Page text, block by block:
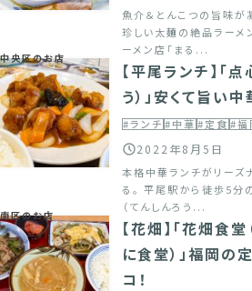
魚介＆とんこつの旨味が
珍しい太麺の絶品ラーメ
ーメン店「まる...
中央区のお店
【平尾ランチ】「
う）」安くて旨い
#ランチ#中華#定食#福
2022年8月5日
本格中華ランチがリーズ
る。 平尾駅から徒歩5分
（てんしんろう...
南区のお店
【花畑】「花畑食
に食堂）」福岡の
コ！